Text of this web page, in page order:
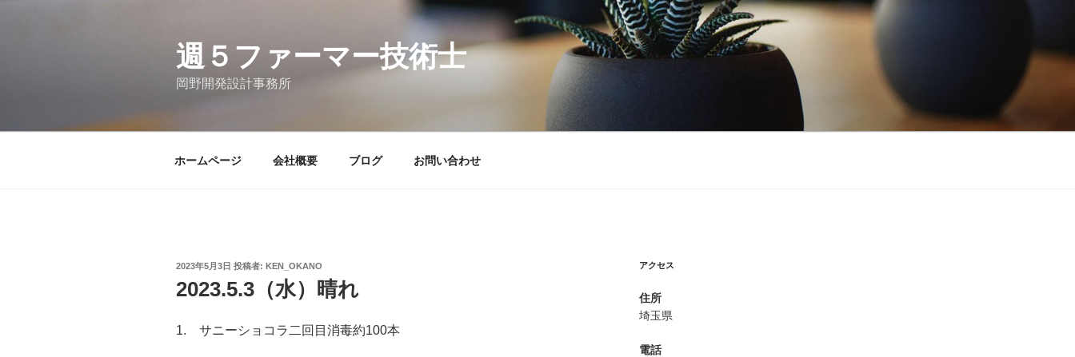
週５ファーマー技術士
岡野開発設計事務所
ホームページ 会社概要 ブログ お問い合わせ
投
日:
2023年5月3日 投稿者: KEN_OKANO
2023.5.3（水）晴れ
1. サニーショコラ二回目消毒約100本
アクセス
住所
埼玉県
電話